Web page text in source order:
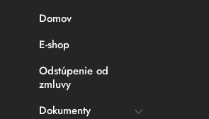
Domov
E-shop
Odstúpenie od
zmluvy
Dokumenty